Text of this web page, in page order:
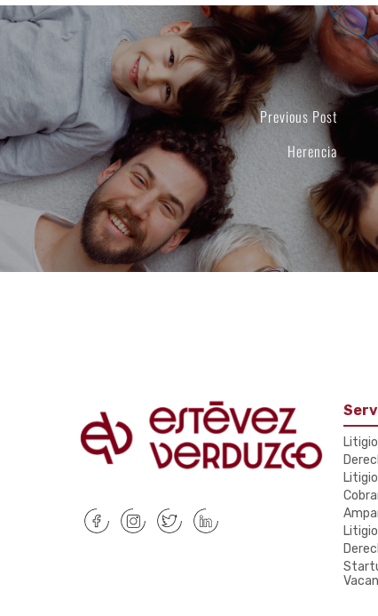
Previous Post
Herencia
Litigio